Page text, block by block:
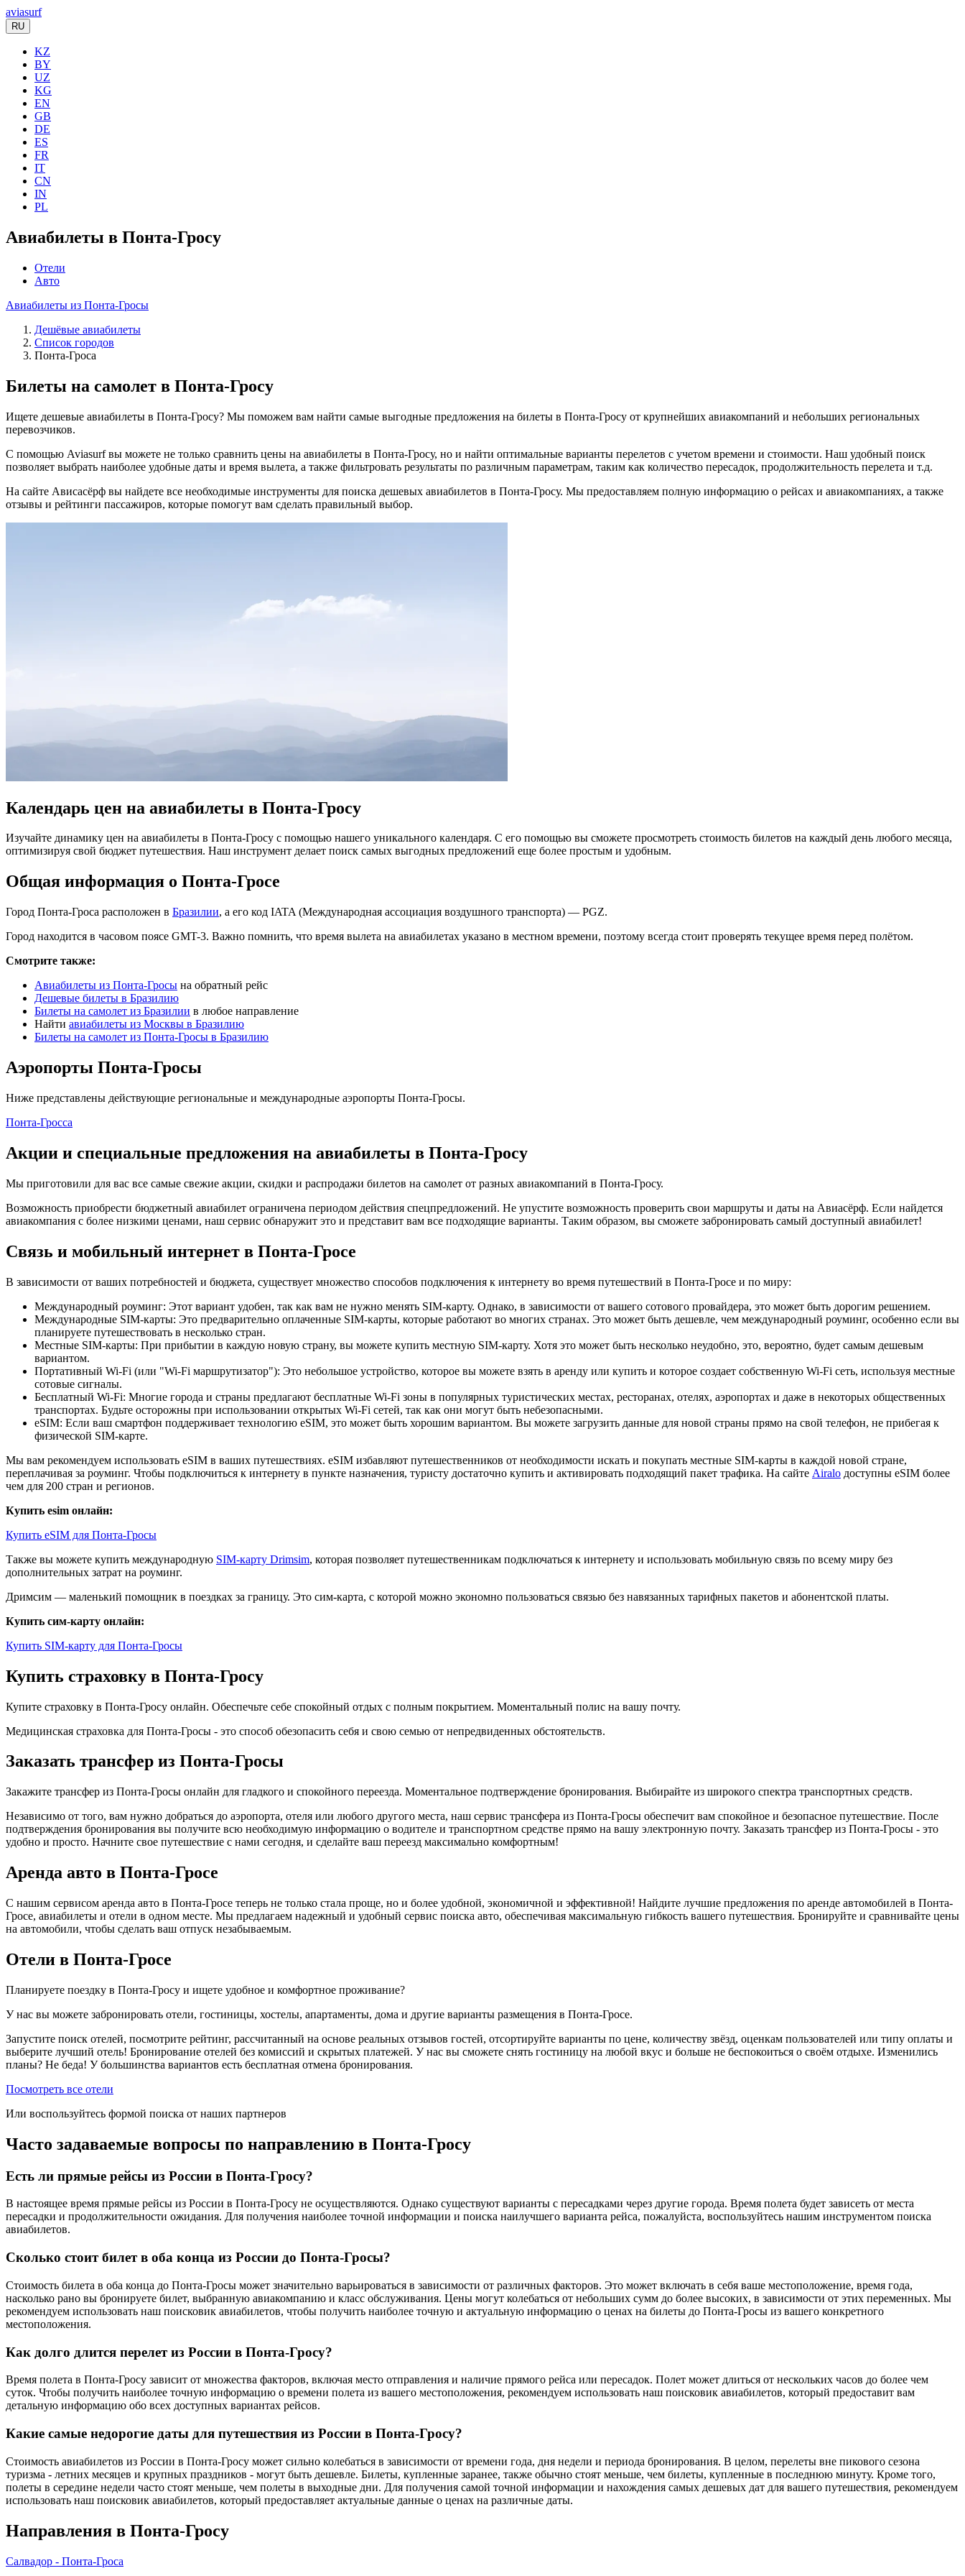
aviasurf
RU
KZ
BY
UZ
KG
EN
GB
DE
ES
FR
IT
CN
IN
PL
Авиабилеты в Понта-Гросу
Отели
Авто
Авиабилеты из Понта-Гросы
Дешёвые авиабилеты
Список городов
Понта-Гроса
Билеты на самолет в Понта-Гросу
Ищете дешевые авиабилеты в Понта-Гросу? Мы поможем вам найти самые выгодные предложения на билеты в Понта-Гросу от крупнейших авиакомпаний и небольших региональных
перевозчиков.
С помощью Aviasurf вы можете не только сравнить цены на авиабилеты в Понта-Гросу, но и найти оптимальные варианты перелетов с учетом времени и стоимости. Наш удобный поиск
позволяет выбрать наиболее удобные даты и время вылета, а также фильтровать результаты по различным параметрам, таким как количество пересадок, продолжительность перелета и т.д.
На сайте Ависасёрф вы найдете все необходимые инструменты для поиска дешевых авиабилетов в Понта-Гросу. Мы предоставляем полную информацию о рейсах и авиакомпаниях, а также
отзывы и рейтинги пассажиров, которые помогут вам сделать правильный выбор.
Календарь цен на авиабилеты в Понта-Гросу
Изучайте динамику цен на авиабилеты в Понта-Гросу с помощью нашего уникального календаря. С его помощью вы сможете просмотреть стоимость билетов на каждый день любого месяца,
оптимизируя свой бюджет путешествия. Наш инструмент делает поиск самых выгодных предложений еще более простым и удобным.
Общая информация о Понта-Гросе
Город Понта-Гроса расположен в Бразилии, а его код IATA (Международная ассоциация воздушного транспорта) — PGZ.
Город находится в часовом поясе GMT-3. Важно помнить, что время вылета на авиабилетах указано в местном времени, поэтому всегда стоит проверять текущее время перед полётом.
Смотрите также:
Авиабилеты из Понта-Гросы на обратный рейс
Дешевые билеты в Бразилию
Билеты на самолет из Бразилии в любое направление
Найти авиабилеты из Москвы в Бразилию
Билеты на самолет из Понта-Гросы в Бразилию
Аэропорты Понта-Гросы
Ниже представлены действующие региональные и международные аэропорты Понта-Гросы.
Понта-Гросса
Акции и специальные предложения на авиабилеты в Понта-Гросу
Мы приготовили для вас все самые свежие акции, скидки и распродажи билетов на самолет от разных авиакомпаний в Понта-Гросу.
Возможность приобрести бюджетный авиабилет ограничена периодом действия спецпредложений. Не упустите возможность проверить свои маршруты и даты на Авиасёрф. Если найдется
авиакомпания с более низкими ценами, наш сервис обнаружит это и представит вам все подходящие варианты. Таким образом, вы сможете забронировать самый доступный авиабилет!
Связь и мобильный интернет в Понта-Гросе
В зависимости от ваших потребностей и бюджета, существует множество способов подключения к интернету во время путешествий в Понта-Гросе и по миру:
Международный роуминг: Этот вариант удобен, так как вам не нужно менять SIM-карту. Однако, в зависимости от вашего сотового провайдера, это может быть дорогим решением.
Международные SIM-карты: Это предварительно оплаченные SIM-карты, которые работают во многих странах. Это может быть дешевле, чем международный роуминг, особенно если вы
планируете путешествовать в несколько стран.
Местные SIM-карты: При прибытии в каждую новую страну, вы можете купить местную SIM-карту. Хотя это может быть несколько неудобно, это, вероятно, будет самым дешевым
вариантом.
Портативный Wi-Fi (или "Wi-Fi маршрутизатор"): Это небольшое устройство, которое вы можете взять в аренду или купить и которое создает собственную Wi-Fi сеть, используя местные
сотовые сигналы.
Бесплатный Wi-Fi: Многие города и страны предлагают бесплатные Wi-Fi зоны в популярных туристических местах, ресторанах, отелях, аэропортах и даже в некоторых общественных
транспортах. Будьте осторожны при использовании открытых Wi-Fi сетей, так как они могут быть небезопасными.
eSIM: Если ваш смартфон поддерживает технологию eSIM, это может быть хорошим вариантом. Вы можете загрузить данные для новой страны прямо на свой телефон, не прибегая к
физической SIM-карте.
Мы вам рекомендуем использовать eSIM в ваших путешествиях. eSIM избавляют путешественников от необходимости искать и покупать местные SIM-карты в каждой новой стране,
переплачивая за роуминг. Чтобы подключиться к интернету в пункте назначения, туристу достаточно купить и активировать подходящий пакет трафика. На сайте Airalo доступны eSIM более
чем для 200 стран и регионов.
Купить esim онлайн:
Купить eSIM для Понта-Гросы
Также вы можете купить международную SIM-карту Drimsim, которая позволяет путешественникам подключаться к интернету и использовать мобильную связь по всему миру без
дополнительных затрат на роуминг.
Дримсим — маленький помощник в поездках за границу. Это сим-карта, с которой можно экономно пользоваться связью без навязанных тарифных пакетов и абонентской платы.
Купить сим-карту онлайн:
Купить SIM-карту для Понта-Гросы
Купить страховку в Понта-Гросу
Купите страховку в Понта-Гросу онлайн. Обеспечьте себе спокойный отдых с полным покрытием. Моментальный полис на вашу почту.
Медицинская страховка для Понта-Гросы - это способ обезопасить себя и свою семью от непредвиденных обстоятельств.
Заказать трансфер из Понта-Гросы
Закажите трансфер из Понта-Гросы онлайн для гладкого и спокойного переезда. Моментальное подтверждение бронирования. Выбирайте из широкого спектра транспортных средств.
Независимо от того, вам нужно добраться до аэропорта, отеля или любого другого места, наш сервис трансфера из Понта-Гросы обеспечит вам спокойное и безопасное путешествие. После
подтверждения бронирования вы получите всю необходимую информацию о водителе и транспортном средстве прямо на вашу электронную почту. Заказать трансфер из Понта-Гросы - это
удобно и просто. Начните свое путешествие с нами сегодня, и сделайте ваш переезд максимально комфортным!
Аренда авто в Понта-Гросе
С нашим сервисом аренда авто в Понта-Гросе теперь не только стала проще, но и более удобной, экономичной и эффективной! Найдите лучшие предложения по аренде автомобилей в Понта-
Гросе, авиабилеты и отели в одном месте. Мы предлагаем надежный и удобный сервис поиска авто, обеспечивая максимальную гибкость вашего путешествия. Бронируйте и сравнивайте цены
на автомобили, чтобы сделать ваш отпуск незабываемым.
Отели в Понта-Гросе
Планируете поездку в Понта-Гросу и ищете удобное и комфортное проживание?
У нас вы можете забронировать отели, гостиницы, хостелы, апартаменты, дома и другие варианты размещения в Понта-Гросе.
Запустите поиск отелей, посмотрите рейтинг, рассчитанный на основе реальных отзывов гостей, отсортируйте варианты по цене, количеству звёзд, оценкам пользователей или типу оплаты и
выберите лучший отель! Бронирование отелей без комиссий и скрытых платежей. У нас вы сможете снять гостиницу на любой вкус и больше не беспокоиться о своём отдыхе. Изменились
планы? Не беда! У большинства вариантов есть бесплатная отмена бронирования.
Посмотреть все отели
Или воспользуйтесь формой поиска от наших партнеров
Часто задаваемые вопросы по направлению в Понта-Гросу
Есть ли прямые рейсы из России в Понта-Гросу?
В настоящее время прямые рейсы из России в Понта-Гросу не осуществляются. Однако существуют варианты с пересадками через другие города. Время полета будет зависеть от места
пересадки и продолжительности ожидания. Для получения наиболее точной информации и поиска наилучшего варианта рейса, пожалуйста, воспользуйтесь нашим инструментом поиска
авиабилетов.
Сколько стоит билет в оба конца из России до Понта-Гросы?
Стоимость билета в оба конца до Понта-Гросы может значительно варьироваться в зависимости от различных факторов. Это может включать в себя ваше местоположение, время года,
насколько рано вы бронируете билет, выбранную авиакомпанию и класс обслуживания. Цены могут колебаться от небольших сумм до более высоких, в зависимости от этих переменных. Мы
рекомендуем использовать наш поисковик авиабилетов, чтобы получить наиболее точную и актуальную информацию о ценах на билеты до Понта-Гросы из вашего конкретного
местоположения.
Как долго длится перелет из России в Понта-Гросу?
Время полета в Понта-Гросу зависит от множества факторов, включая место отправления и наличие прямого рейса или пересадок. Полет может длиться от нескольких часов до более чем
суток. Чтобы получить наиболее точную информацию о времени полета из вашего местоположения, рекомендуем использовать наш поисковик авиабилетов, который предоставит вам
детальную информацию обо всех доступных вариантах рейсов.
Какие самые недорогие даты для путешествия из России в Понта-Гросу?
Стоимость авиабилетов из России в Понта-Гросу может сильно колебаться в зависимости от времени года, дня недели и периода бронирования. В целом, перелеты вне пикового сезона
туризма - летних месяцев и крупных праздников - могут быть дешевле. Билеты, купленные заранее, также обычно стоят меньше, чем билеты, купленные в последнюю минуту. Кроме того,
полеты в середине недели часто стоят меньше, чем полеты в выходные дни. Для получения самой точной информации и нахождения самых дешевых дат для вашего путешествия, рекомендуем
использовать наш поисковик авиабилетов, который предоставляет актуальные данные о ценах на различные даты.
Направления в Понта-Гросу
Салвадор - Понта-Гроса